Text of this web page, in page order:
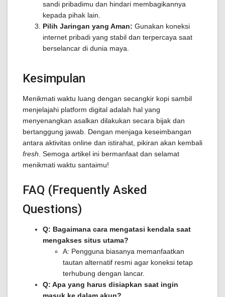
sandi pribadimu dan hindari membagikannya
kepada pihak lain.
Pilih Jaringan yang Aman: Gunakan koneksi
internet pribadi yang stabil dan terpercaya saat
berselancar di dunia maya.
Kesimpulan
Menikmati waktu luang dengan secangkir kopi sambil
menjelajahi platform digital adalah hal yang
menyenangkan asalkan dilakukan secara bijak dan
bertanggung jawab. Dengan menjaga keseimbangan
antara aktivitas online dan istirahat, pikiran akan kembali
fresh . Semoga artikel ini bermanfaat dan selamat
menikmati waktu santaimu!
FAQ (Frequently Asked
Questions)
Q: Bagaimana cara mengatasi kendala saat
mengakses situs utama?
A: Pengguna biasanya memanfaatkan
tautan alternatif resmi agar koneksi tetap
terhubung dengan lancar.
Q: Apa yang harus disiapkan saat ingin